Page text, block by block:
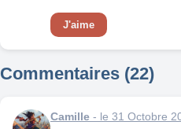
J'aime
Commentaires (22)
Camille - le 31 Octobre